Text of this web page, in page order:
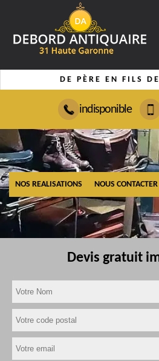
DE PÈRE EN FILS
indisponible
NOS REALISATIONS NOUS CONTACTER
Devis gratuit